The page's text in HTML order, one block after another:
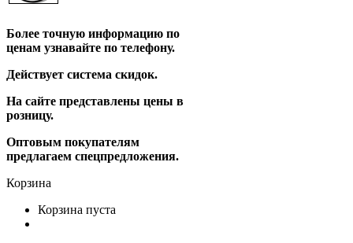
Более точную информацию по
ценам узнавайте по телефону.
Действует система скидок.
На сайте представлены цены в
розницу.
Оптовым покупателям
предлагаем спецпредложения.
Корзина
Корзина пуста